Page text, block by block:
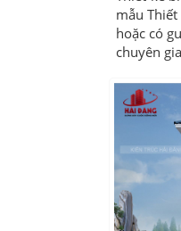
mẫu
hoặc có
chuyên